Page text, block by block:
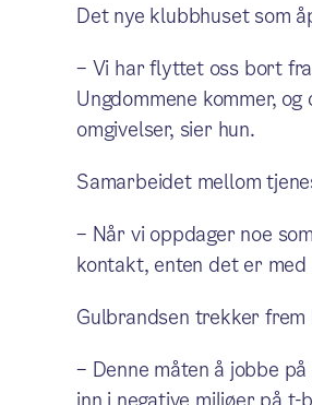
Det nye klubbhuset som
– Vi har flyttet oss bort
Ungdommene kommer,
omgivelser, sier hun.
Samarbeidet mellom
– Når vi oppdager noe
kontakt, enten det er
Gulbrandsen trekker frem
– Denne måten å jobbe